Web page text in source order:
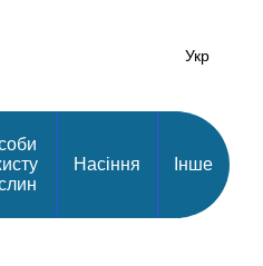
Укр
Насіння Інше